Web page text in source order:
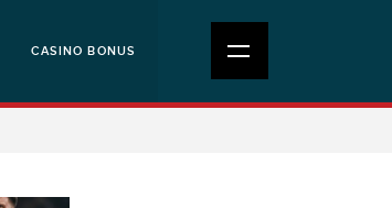
CASINO BONUS